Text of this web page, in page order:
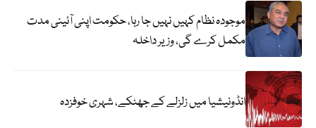
موجودہ نظام کہیں نہیں جا رہا، حکومت اپنی آئینی مدت
مکمل کرے گی، وزیر داخلہ
انڈونیشیا میں زلزلے کے جھٹکے، شہری خوفزدہ